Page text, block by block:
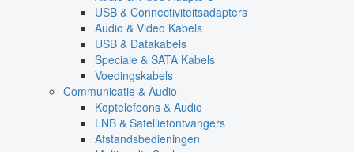
USB & Connectiviteitsadapters
Audio & Video Kabels
USB & Datakabels
Speciale & SATA Kabels
Voedingskabels
Communicatie & Audio
Koptelefoons & Audio
LNB & Satellietontvangers
Afstandsbedieningen